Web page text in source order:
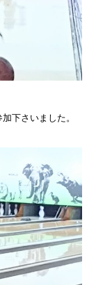
下さいました。